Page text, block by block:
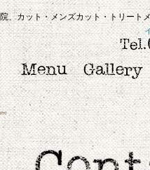
、カット・メンズカット・トリート